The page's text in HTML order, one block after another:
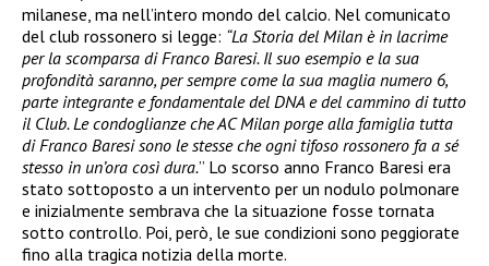
milanese, ma nell’intero mondo del calcio. Nel comunicato
del club rossonero si legge: “La Storia del Milan è in lacrime
per la scomparsa di Franco Baresi. Il suo esempio e la sua
profondità saranno, per sempre come la sua maglia numero 6,
parte integrante e fondamentale del DNA e del cammino di tutto
il Club. Le condoglianze che AC Milan porge alla famiglia tutta
di Franco Baresi sono le stesse che ogni tifoso rossonero fa a sé
stesso in un’ora così dura.” Lo scorso anno Franco Baresi era
stato sottoposto a un intervento per un nodulo polmonare
e inizialmente sembrava che la situazione fosse tornata
sotto controllo. Poi, però, le sue condizioni sono peggiorate
fino alla tragica notizia della morte.